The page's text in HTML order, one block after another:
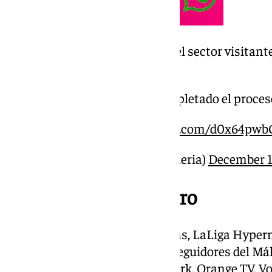
¡¡Agotadas las entradas en el sector
En 10 minutos habéis completado el
pic.twitter.com/
— UD Almería (@U_D_Almeria) December
Dónde ver el encuentro
A diferencia de otras temporadas, LaLiga
de múltiples dispositivos. Los seguidores del
Movistar Plus +, DAZN, Finetwork, Orange TV,